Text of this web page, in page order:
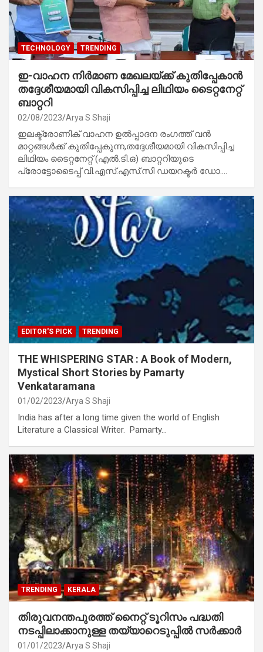
TECHNOLOGY TRENDING
ഇ-വാഹന നിർമാണ മേഖലയ്ക്ക് കുതിപ്പേകാൻ
തദ്ദേശീയമായി വികസിപ്പിച്ച ലിഥിയം ടൈറ്റനേറ്റ്
ബാറ്ററി
02/08/2023 Arya S Shaji
ഇലക്ട്രോണിക് വാഹന ഉൽപ്പാദന രംഗത്ത് വൻ
മാറ്റങ്ങൾക്ക് കുതിപ്പേകുന്ന,തദ്ദേശീയമായി വികസിപ്പിച്ച
ലിഥിയം ടൈറ്റനേറ്റ് (എൽ.ടി.ഒ) ബാറ്ററിയുടെ
പ്രോട്ടോടൈപ്പ് വി.എസ്.എസ്.സി ഡയറക്ടർ ഡോ.…
EDITOR'S PICK TRENDING
THE WHISPERING STAR : A Book of Modern,
Mystical Short Stories by Pamarty
Venkataramana
01/02/2023 Arya S Shaji
India has after a long time given the world of English
Literature a Classical Writer. Pamarty…
TRENDING KERALA
തിരുവനന്തപുരത്ത് നൈറ്റ് ടൂറിസം പദ്ധതി
നടപ്പിലാക്കാനുള്ള തയ്യാറെടുപ്പിൽ സർക്കാർ
01/01/2023 Arya S Shaji